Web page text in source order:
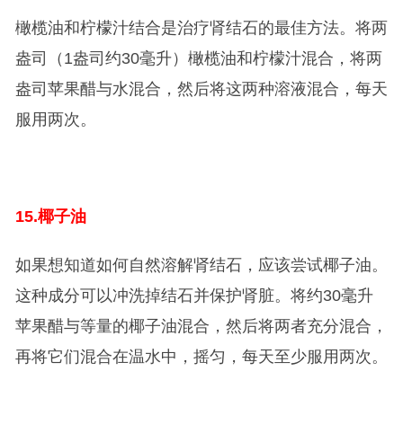
橄榄油和柠檬汁结合是治疗肾结石的最佳方法。将两
盎司（1盎司约30毫升）橄榄油和柠檬汁混合，将两
盎司苹果醋与水混合，然后将这两种溶液混合，每天
服用两次。
15.椰子油
如果想知道如何自然溶解肾结石，应该尝试椰子油。
这种成分可以冲洗掉结石并保护肾脏。将约30毫升
苹果醋与等量的椰子油混合，然后将两者充分混合，
再将它们混合在温水中，摇匀，每天至少服用两次。